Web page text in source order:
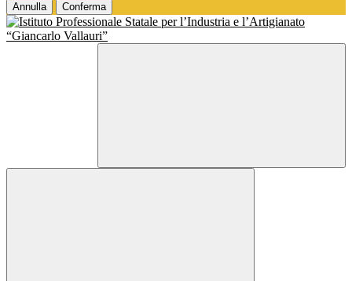
Annulla Conferma